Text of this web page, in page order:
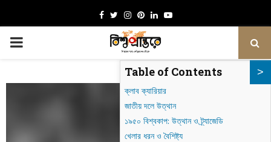
Facebook
TwitterInstagram
Pinterest
LinkedinYoutube
PRIMARY
Table of Contents
ক্লাব ক্যারিয়ার
জাতীয় দলে উত্থান
১৯৫০ বিশ্বকাপ: উত্থান ও ট্র্যাজেডি
খেলার ধরন ও বৈশিষ্ট্য